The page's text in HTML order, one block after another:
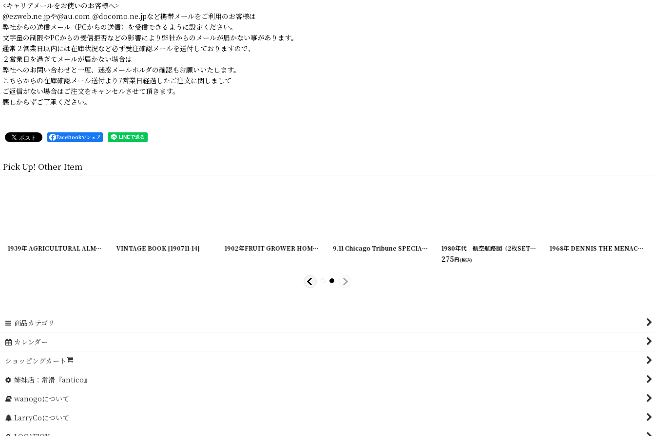
<キャリアメールをお使いのお客様へ>
@ezweb.ne.jpや@au.com ＠docomo.ne.jpなど携帯メールをご利用のお客様は
弊社からの送信メール（PCからの送信）を受信できるように設定ください。
文字量の制限やPCからの受信拒否などの影響により弊社からのメールが届かない事があります。
通常２営業日以内には在庫状況など必ず受注確認メールを送付しておりますので、
２営業日を過ぎてメールが届かない場合は
弊社へのお問い合わせと一度、迷惑メールホルダの確認もお願いいたします。
こちらからの在庫確認メール送付より7営業日経過したご注文に関しまして
ご返信がない場合はご注文をキャンセルさせて頂きます。
悪しからずご了承ください。
Facebookでシェア
Pick Up! Other Item
11] [ 20230809-10]
1939年 AGRICULTURAL ALMANAC アルマナック/暦歴 [220119-13]
VINTAGE BOOK [190711-14] 1902年FRUIT GROWER HOME COMPANION 農業系雑誌 [20200324-3
9.11 Chicago Tribune SPECIAL EXTRA 号外新聞 同時多発テロ [220629-1]
1980年代 航空航路図（2枚SET）飛行機用の地図 [220912-1]
275円(税込)
1968年 DENNIS THE MENACE ALL-AMERICAN KID ビンテージコミック アメコミ
商品カテゴリ
カレンダー
ショッピングカート
姉妹店：常滑『antico』
wanogoについて
LarryCoについて